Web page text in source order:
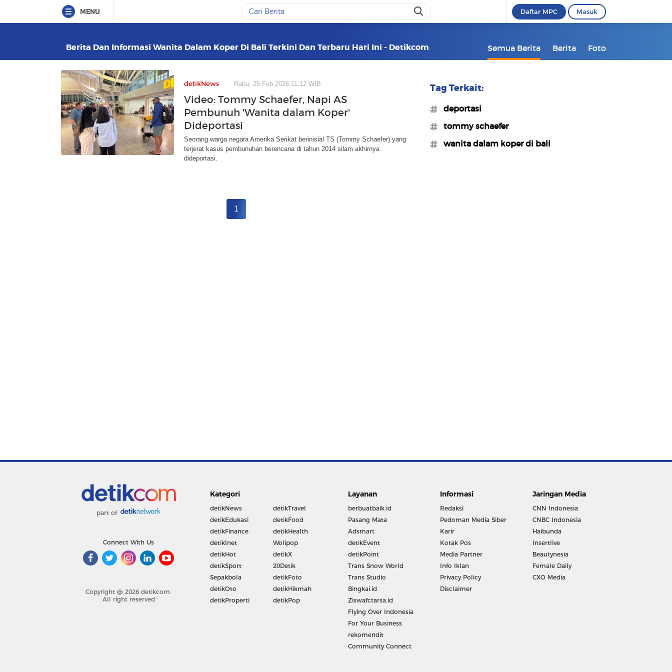
MENU Daftar MPC Masuk
Berita Dan Informasi Wanita Dalam Koper Di Bali Terkini Dan Terbaru Hari Ini - Detikcom Semua Berita Berita Foto
detikNews Rabu, 25 Feb 2026 11:12 WIB
Video: Tommy Schaefer, Napi AS
Pembunuh 'Wanita dalam Koper'
Dideportasi
Seorang warga negara Amerika Serikat berinisial TS (Tommy Schaefer) yang
terjerat kasus pembunuhan berencana di tahun 2014 silam akhirnya
dideportasi.
1
Tag Terkait:
#deportasi
#tommy schaefer
#wanita dalam koper di bali
part of
Connect With Us
Copyright @ 2026 detikcom.
All right reserved
Kategori
detikNews
detikEdukasi
detikFinance
detikInet
detikHot
detikSport
Sepakbola
detikOto
detikProperti
detikTravel
detikFood
detikHealth
Wolipop
detikX
20Detik
detikFoto
detikHikmah
detikPop
Layanan
berbuatbaik.id
Pasang Mata
Adsmart
detikEvent
detikPoint
Trans Snow World
Trans Studio
Bingkai.id
Ziswafctarsa.id
Flying Over Indonesia
For Your Business
rekomendit
Community Connect
Informasi
Redaksi
Pedoman Media Siber
Karir
Kotak Pos
Media Partner
Info Iklan
Privacy Policy
Disclaimer
Jaringan Media
CNN Indonesia
CNBC Indonesia
Haibunda
Insertlive
Beautynesia
Female Daily
CXO Media